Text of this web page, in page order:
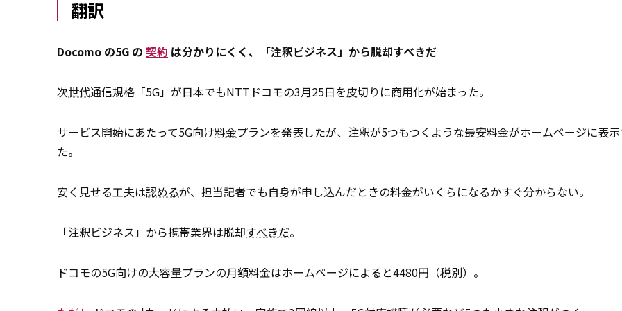
翻訳
Docomo の5G の 契約 は分かりにくく、「注釈ビジネス」から脱却すべきだ
次世代通信規格「5G」が日本でもNTTドコモの3月25日を皮切りに商用化が始まった。
サービス開始にあたって5G向け料金プランを発表したが、注釈が5つもつくような最安料金がホームページに表
た。
安く見せる工夫は認めるが、担当記者でも自身が申し込んだときの料金がいくらになるかすぐ分からない。
「注釈ビジネス」から携帯業界は脱却すべきだ。
ドコモの5G向けの大容量プランの月額料金はホームページによると4480円（税別）。